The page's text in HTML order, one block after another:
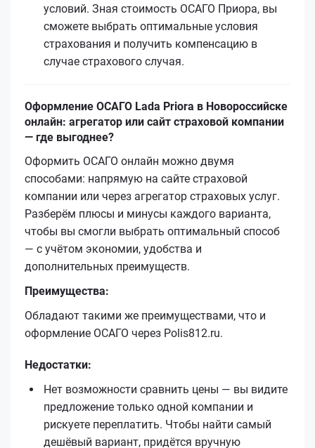
условий. Зная стоимость ОСАГО Приора, вы
сможете выбрать оптимальные условия
страхования и получить компенсацию в
случае страхового случая.
Оформление ОСАГО Lada Priora в Новороссийске
онлайн: агрегатор или сайт страховой компании
— где выгоднее?
Оформить ОСАГО онлайн можно двумя
способами: напрямую на сайте страховой
компании или через агрегатор страховых услуг.
Разберём плюсы и минусы каждого варианта,
чтобы вы смогли выбрать оптимальный способ
— с учётом экономии, удобства и
дополнительных преимуществ.
Преимущества:
Обладают такими же преимуществами, что и
оформление ОСАГО через Polis812.ru.
Недостатки:
Нет возможности сравнить цены — вы видите
предложение только одной компании и
рискуете переплатить. Чтобы найти самый
дешёвый вариант, придётся вручную